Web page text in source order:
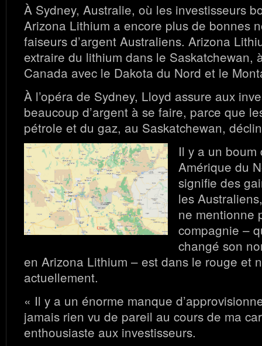
À Sydney, Australie, où les investisseurs
Arizona Lithium a encore plus de bonnes
faiseurs d’argent Australiens. Arizona
extraire du lithium dans le Saskatchewan,
Canada avec le Dakota du Nord et le
À l’opéra de Sydney, Lloyd assure aux
beaucoup d’argent à se faire, parce que
pétrole et du gaz, au Saskatchewan,
Il y a un
Amérique du
signifie des
les
ne mentionne
compagnie –
changé son
en Arizona Lithium – est dans le rouge et
actuellement.
« Il y a un énorme manque
jamais rien vu de pareil au cours de ma
enthousiaste aux investisseurs.